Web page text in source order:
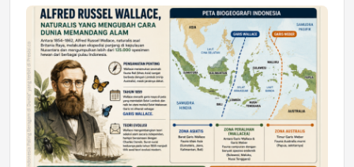
Jumat, 17 Jul 2026 22:30
DAERAH
Astra Motor Kalimantan Timur 2 Dukung
Mahasiswa Samarinda dalam Astra
Honda SDGs Future Leaders 2026
Jumat, 10 Jul 2026 19:01